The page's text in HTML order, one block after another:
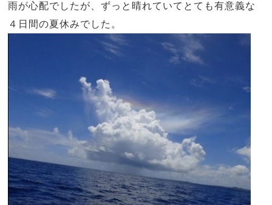
雨が心配でしたが、ずっと晴れていてとても有意義な
４日間の夏休みでした。